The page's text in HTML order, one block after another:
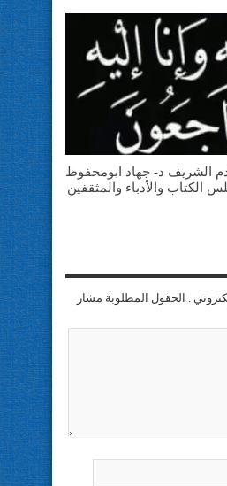
الشريف د- جهاد ابومحفوظ
والأدباء والمثقفين
. الحقول المطلوبة مشار